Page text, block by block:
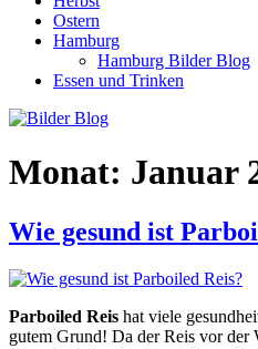
Ostern
Hamburg
Hamburg Bilder Blog
Essen und Trinken
Monat: Januar
Wie gesund ist
Parboiled Reis hat viele
gutem Grund! Da der Reis vor der